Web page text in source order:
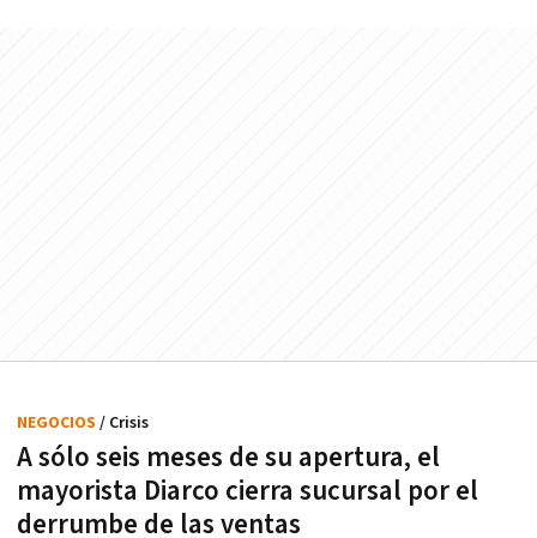
A sólo seis meses de su apertura, el
mayorista Diarco cierra sucursal por el
derrumbe de las ventas
NEGOCIOS / Crisis